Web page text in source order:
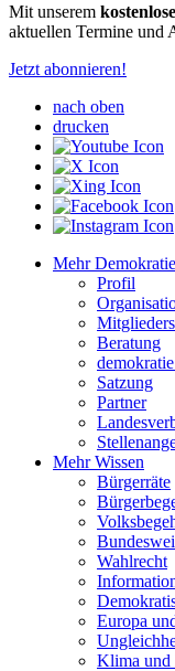
Mit unserem
aktuellen Termine und
Jetzt abonnieren!
nach oben
drucken
Mehr Demokratie
Profil
Beratung
Satzung
Partner
Mehr Wissen
Bürgerräte
Wahlrecht
Europa
Klima und